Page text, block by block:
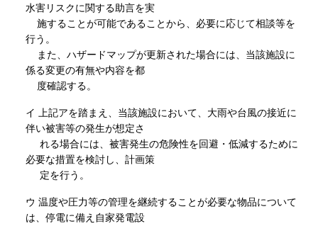
水害リスクに関する助言を実
施することが可能であることから、必要に応じて相談等を
行う。
また、ハザードマップが更新された場合には、当該施設に
係る変更の有無や内容を都
度確認する。
イ 上記アを踏まえ、当該施設において、大雨や台風の接近に
伴い被害等の発生が想定さ
れる場合には、被害発生の危険性を回避・低減するために
必要な措置を検討し、計画策
定を行う。
ウ 温度や圧力等の管理を継続することが必要な物品について
は、停電に備え自家発電設